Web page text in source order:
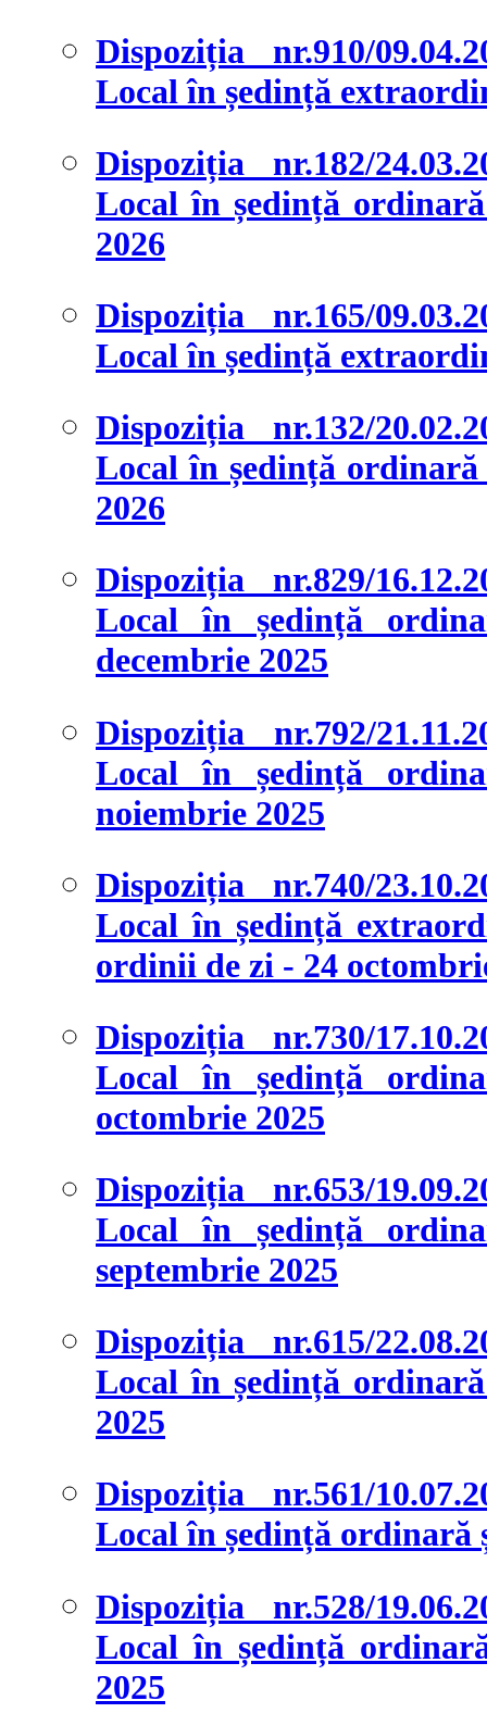
Dispoziția nr.910/
Local în ședință
Dispoziția nr.182/
Local în ședință
2026
Dispoziția nr.165/
Local în ședință
Dispoziția nr.132/
Local în ședință
2026
Dispoziția nr.829/
Local în ședință
decembrie 2025
Dispoziția nr.792/
Local în ședință
noiembrie 2025
Dispoziția nr.740/
Local în ședință
ordinii de zi - 24
Dispoziția nr.730/
Local în ședință
octombrie 2025
Dispoziția nr.653/
Local în ședință
septembrie 2025
Dispoziția nr.615/
Local în ședință
2025
Dispoziția nr.561/
Local în ședință ordinară
Dispoziția nr.528/
Local în ședință
2025